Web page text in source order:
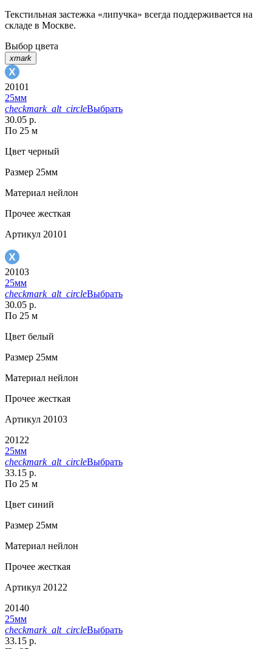
Текстильная застежка «липучка» всегда поддерживается на
складе в Москве.
Выбор цвета
xmark
20101
25мм
checkmark_alt_circleВыбрать
30.05 р.
По 25 м
Цвет черный
Размер 25мм
Материал нейлон
Прочее жесткая
Артикул 20101
20103
25мм
checkmark_alt_circleВыбрать
30.05 р.
По 25 м
Цвет белый
Размер 25мм
Материал нейлон
Прочее жесткая
Артикул 20103
20122
25мм
checkmark_alt_circleВыбрать
33.15 р.
По 25 м
Цвет синий
Размер 25мм
Материал нейлон
Прочее жесткая
Артикул 20122
20140
25мм
checkmark_alt_circleВыбрать
33.15 р.